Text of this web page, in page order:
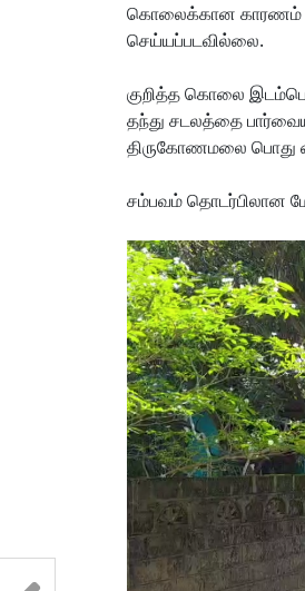
கொலைக்கான காரணம்
செய்யப்படவில்லை.
குறித்த கொலை
தந்து சடலத்தை
திருகோணமலை பொது
சம்பவம் தொடர்பிலான